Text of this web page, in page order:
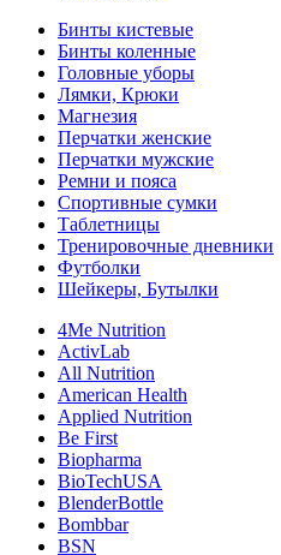
Бинты кистевые
Бинты коленные
Головные уборы
Лямки, Крюки
Магнезия
Перчатки женские
Перчатки мужские
Ремни и пояса
Спортивные сумки
Таблетницы
Тренировочные дневники
Футболки
Шейкеры, Бутылки
4Me Nutrition
ActivLab
All Nutrition
American Health
Applied Nutrition
Be First
Biopharma
BioTechUSA
BlenderBottle
Bombbar
BSN